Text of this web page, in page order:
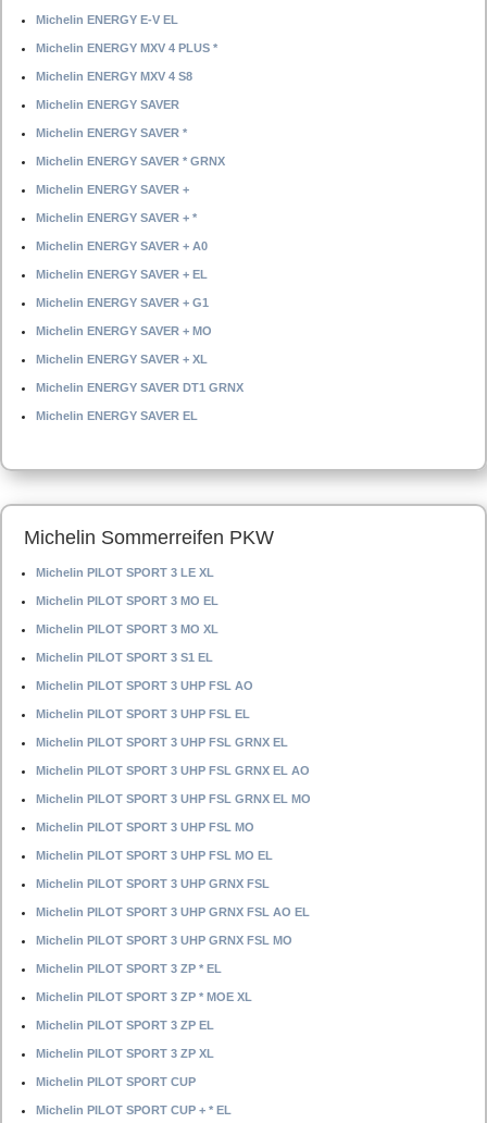
Michelin ENERGY E-V EL
Michelin ENERGY MXV 4 PLUS *
Michelin ENERGY MXV 4 S8
Michelin ENERGY SAVER
Michelin ENERGY SAVER *
Michelin ENERGY SAVER * GRNX
Michelin ENERGY SAVER +
Michelin ENERGY SAVER + *
Michelin ENERGY SAVER + A0
Michelin ENERGY SAVER + EL
Michelin ENERGY SAVER + G1
Michelin ENERGY SAVER + MO
Michelin ENERGY SAVER + XL
Michelin ENERGY SAVER DT1 GRNX
Michelin ENERGY SAVER EL
Michelin Sommerreifen PKW
Michelin PILOT SPORT 3 LE XL
Michelin PILOT SPORT 3 MO EL
Michelin PILOT SPORT 3 MO XL
Michelin PILOT SPORT 3 S1 EL
Michelin PILOT SPORT 3 UHP FSL AO
Michelin PILOT SPORT 3 UHP FSL EL
Michelin PILOT SPORT 3 UHP FSL GRNX EL
Michelin PILOT SPORT 3 UHP FSL GRNX EL AO
Michelin PILOT SPORT 3 UHP FSL GRNX EL MO
Michelin PILOT SPORT 3 UHP FSL MO
Michelin PILOT SPORT 3 UHP FSL MO EL
Michelin PILOT SPORT 3 UHP GRNX FSL
Michelin PILOT SPORT 3 UHP GRNX FSL AO EL
Michelin PILOT SPORT 3 UHP GRNX FSL MO
Michelin PILOT SPORT 3 ZP * EL
Michelin PILOT SPORT 3 ZP * MOE XL
Michelin PILOT SPORT 3 ZP EL
Michelin PILOT SPORT 3 ZP XL
Michelin PILOT SPORT CUP
Michelin PILOT SPORT CUP + * EL